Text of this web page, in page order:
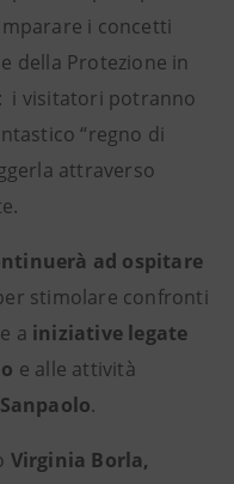
i concetti
della Protezione in
i visitatori potranno
“regno di
attraverso
ad ospitare
stimolare confronti
a iniziative legate
e alle attività
.
Virginia Borla,